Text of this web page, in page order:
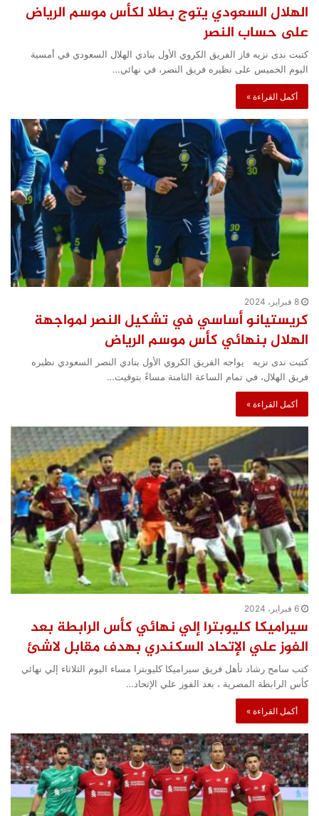
الهلال السعودي يتوج بطلا لكأس موسم الرياض
على حساب النصر
كتبت ندى نزيه فاز الفريق الكروي الأول بنادي الهلال السعودي في أمسية
اليوم الخميس على نظيره فريق النصر، في نهائي…
أكمل القراءة »
8 فبراير، 2024
كريستيانو أساسي في تشكيل النصر لمواجهة
الهلال بنهائي كأس موسم الرياض
كتبت ندى نزيه يواجه الفريق الكروي الأول بنادي النصر السعودي نظيره
فريق الهلال، في تمام الساعة الثامنة مساءً بتوقيت…
أكمل القراءة »
6 فبراير، 2024
سيراميكا كليوبترا إلي نهائي كأس الرابطة بعد
الفوز علي الإتحاد السكندري بهدف مقابل لاشئ
كتب سامح رشاد تأهل فريق سيراميكا كليوبترا مساء اليوم الثلاثاء إلي نهائي
كأس الرابطة المصرية ، بعد الفوز علي الإتحاد…
أكمل القراءة »